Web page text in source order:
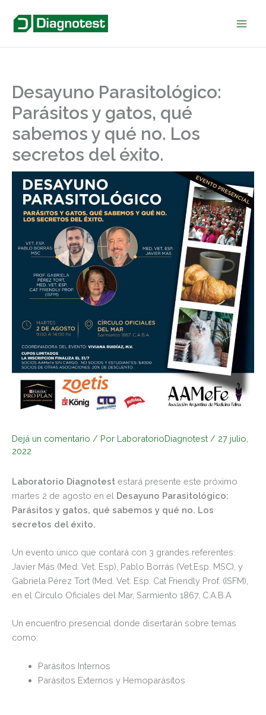
contenido
Desayuno Parasitológico:
Parásitos y gatos, qué
sabemos y qué no. Los
secretos del éxito.
Dejá un comentario / Por LaboratorioDiagnotest / 27 julio,
2022
Laboratorio Diagnotest estará presente este próximo
martes 2 de agosto en el Desayuno Parasitológico:
Parásitos y gatos, qué sabemos y qué no. Los
secretos del éxito.
Un evento único que contará con 3 grandes referentes:
Javier Más (Med. Vet. Esp), Pablo Borrás (Vet.Esp. MSC), y
Gabriela Pérez Tort (Med. Vet. Esp. Cat Friendly Prof. (ISFM),
en el Círculo Oficiales del Mar, Sarmiento 1867, C.A.B.A
Un encuentro presencial donde disertarán sobre temas
como:
Parásitos Internos
Parásitos Externos y Hemoparásitos